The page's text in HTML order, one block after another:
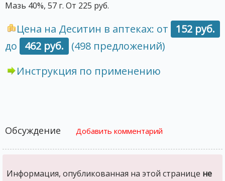
Мазь 40%, 57 г. От 225 руб.
Цена на Деситин в аптеках: от
152 руб.
до
462 руб.
(498 предложений)
Инструкция по применению
Обсуждение Добавить комментарий
Информация, опубликованная на этой странице не